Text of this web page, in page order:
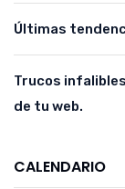
Últimas
Trucos
de tu web.
CALENDARIO